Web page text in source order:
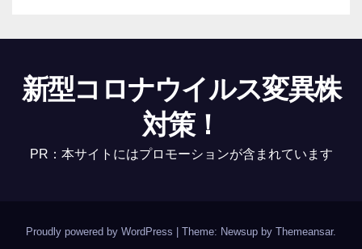
新型コロナウイルス変異株
対策！
PR：本サイトにはプロモーションが含まれています
Proudly powered by WordPress | Theme: Newsup by Themeansar.